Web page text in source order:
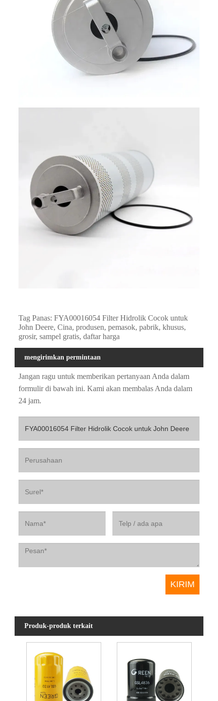
Tag Panas: FYA00016054 Filter Hidrolik Cocok untuk
John Deere, Cina, produsen, pemasok, pabrik, khusus,
grosir, sampel gratis, daftar harga
mengirimkan permintaan
Jangan ragu untuk memberikan pertanyaan Anda dalam
formulir di bawah ini. Kami akan membalas Anda dalam
24 jam.
Produk-produk terkait